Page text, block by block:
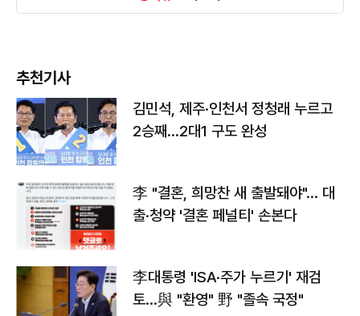
추천기사
김민석, 제주·인천서 정청래 누르고
2승째…2대1 구도 완성
李 "결혼, 희망찬 새 출발돼야"… 대
출·청약 '결혼 페널티' 손본다
李대통령 'ISA·주가 누르기' 재검
토…與 "환영" 野 "졸속 국정"